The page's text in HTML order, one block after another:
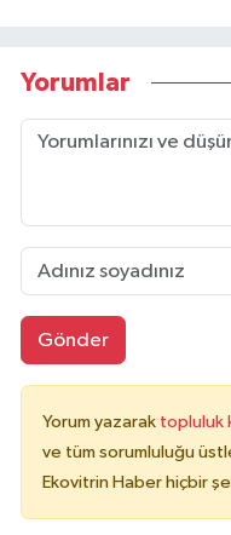
Yorumlar
Gönder
Yorum yazarak topluluk
ve tüm sorumluluğu
Ekovitrin Haber hiçbir